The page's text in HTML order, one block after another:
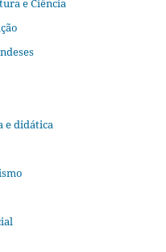
e Ciência
e didática